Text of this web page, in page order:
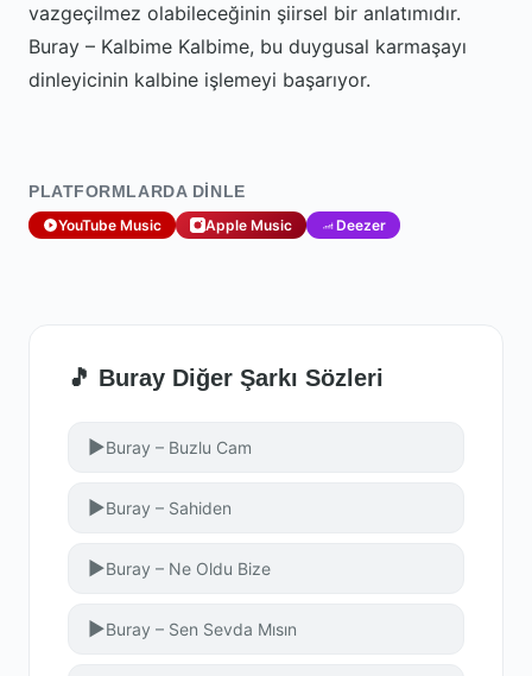
vazgeçilmez olabileceğinin şiirsel bir anlatımıdır.
Buray – Kalbime Kalbime, bu duygusal karmaşayı
dinleyicinin kalbine işlemeyi başarıyor.
PLATFORMLARDA DINLE
YouTube Music Apple Music Deezer
🎵 Buray Diğer Şarkı Sözleri
▶Buray – Buzlu Cam
▶Buray – Sahiden
▶Buray – Ne Oldu Bize
▶Buray – Sen Sevda Mısın